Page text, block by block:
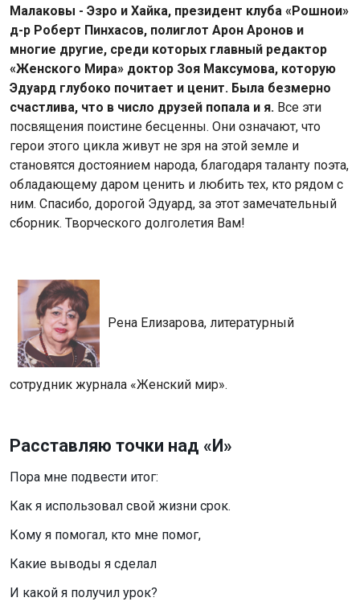
Малаковы - Эзро и Хайка, президент клуба «Рошнои»
д-р Роберт Пинхасов, полиглот Арон Аронов и
многие другие, среди которых главный редактор
«Женского Мира» доктор Зоя Максумова, которую
Эдуард глубоко почитает и ценит. Была безмерно
счастлива, что в число друзей попала и я. Все эти
посвящения поистине бесценны. Они означают, что
герои этого цикла живут не зря на этой земле и
становятся достоянием народа, благодаря таланту поэта,
обладающему даром ценить и любить тех, кто рядом с
ним. Спасибо, дорогой Эдуард, за этот замечательный
сборник. Творческого долголетия Вам!
Рена Елизарова, литературный
сотрудник журнала «Женский мир».
Расставляю точки над «И»
Пора мне подвести итог:
Как я использовал cвой жизни срок.
Кому я помогал, кто мне помог,
Какие выводы я сделал
И какой я получил урок?